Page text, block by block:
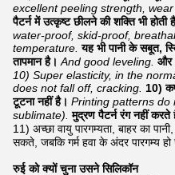
excellent peeling strength,
पैटर्न में उत्कृष्ट छीलने की शक्ति भी
water-proof, skid-proof,
temperature. यह भी पानी के सबूत,
तापमान है। And good leveling. और
10) Super elasticity, in the
does not fall off, cracking. 10)
टूटना नहीं है। Printing patterns do
sublimate). मुद्रण पैटर्न रंग नहीं करते
11) अच्छा वायु पारगम्यता, बाहर का
सकते, जबकि गर्म हवा के अंदर पारगम्य
रुई को क्यों चुना उसने सिलिकॉन